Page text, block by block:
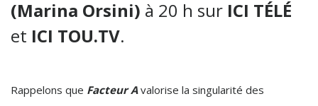
(Marina Orsini) à 20 h sur ICI TÉLÉ
et ICI TOU.TV.
Rappelons que Facteur Avalorise la singularité des